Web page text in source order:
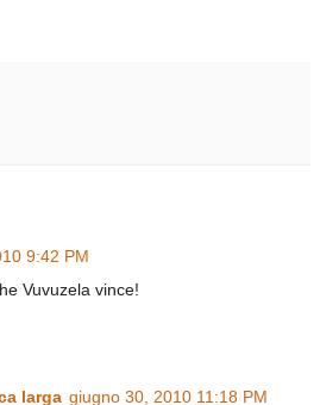
9:42 PM
Vuvuzela vince!
larga giugno 30, 2010 11:18 PM